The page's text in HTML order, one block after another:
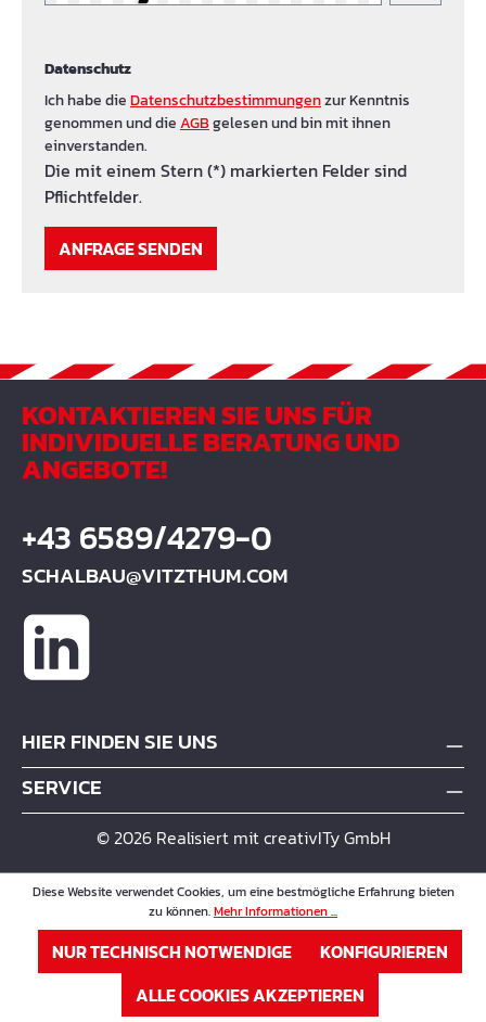
Datenschutz
Ich habe dieDatenschutzbestimmungenzur Kenntnis
genommen und dieAGBgelesen und bin mit ihnen
einverstanden.
Die mit einem Stern (*) markierten Felder sind
Pflichtfelder.
ANFRAGE SENDEN
KONTAKTIEREN SIE UNS FÜR
INDIVIDUELLE BERATUNG UND
ANGEBOTE!
+43 6589/4279-0
SCHALBAU@VITZTHUM.COM
HIER FINDEN SIE UNS
SERVICE
© 2026 Realisiert mit creativITy GmbH
Diese Website verwendet Cookies, um eine bestmögliche Erfahrung bieten
zu können.Mehr Informationen ...
NUR TECHNISCH NOTWENDIGE
KONFIGURIEREN
ALLE COOKIES AKZEPTIEREN